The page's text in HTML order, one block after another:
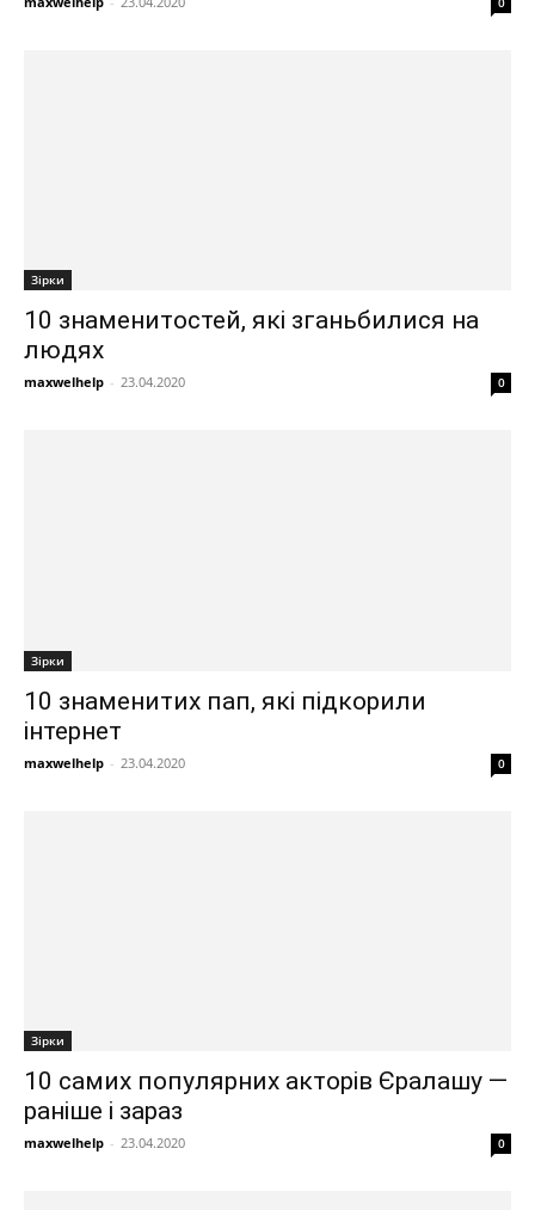
Зірки
10 знаменитостей, які зганьбилися на
людях
maxwelhelp - 23.04.2020 0
Зірки
10 знаменитих пап, які підкорили
інтернет
maxwelhelp - 23.04.2020 0
Зірки
10 самих популярних акторів Єралашу —
раніше і зараз
maxwelhelp - 23.04.2020 0